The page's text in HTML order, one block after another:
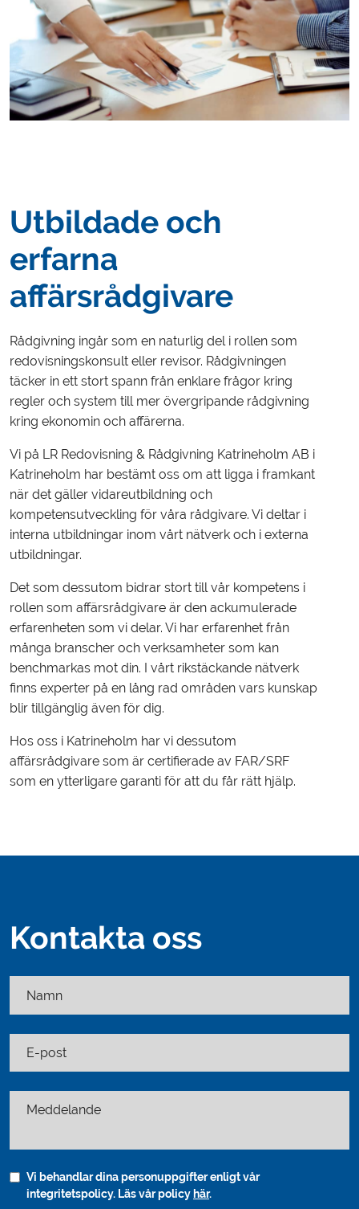
Utbildade och
erfarna
affärsrådgivare
Rådgivning ingår som en naturlig del i rollen som
redovisningskonsult eller revisor. Rådgivningen
täcker in ett stort spann från enklare frågor kring
regler och system till mer övergripande rådgivning
kring ekonomin och affärerna.
Vi på LR Redovisning & Rådgivning Katrineholm AB i
Katrineholm har bestämt oss om att ligga i framkant
när det gäller vidareutbildning och
kompetensutveckling för våra rådgivare. Vi deltar i
interna utbildningar inom vårt nätverk och i externa
utbildningar.
Det som dessutom bidrar stort till vår kompetens i
rollen som affärsrådgivare är den ackumulerade
erfarenheten som vi delar. Vi har erfarenhet från
många branscher och verksamheter som kan
benchmarkas mot din. I vårt rikstäckande nätverk
finns experter på en lång rad områden vars kunskap
blir tillgänglig även för dig.
Hos oss i Katrineholm har vi dessutom
affärsrådgivare som är certifierade av FAR/SRF
som en ytterligare garanti för att du får rätt hjälp.
Kontakta oss
Namn
E-post
Vi behandlar dina personuppgifter enligt vår
integritetspolicy. Läs vår policyhär.